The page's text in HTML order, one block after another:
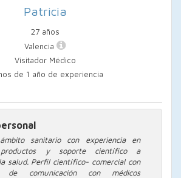
Patricia
27 años
Valencia
Visitador Médico
de 1 año de experiencia
sanitario con experiencia en
y soporte científico a
salud. Perfil científico- comercial con
de comunicación con médicos